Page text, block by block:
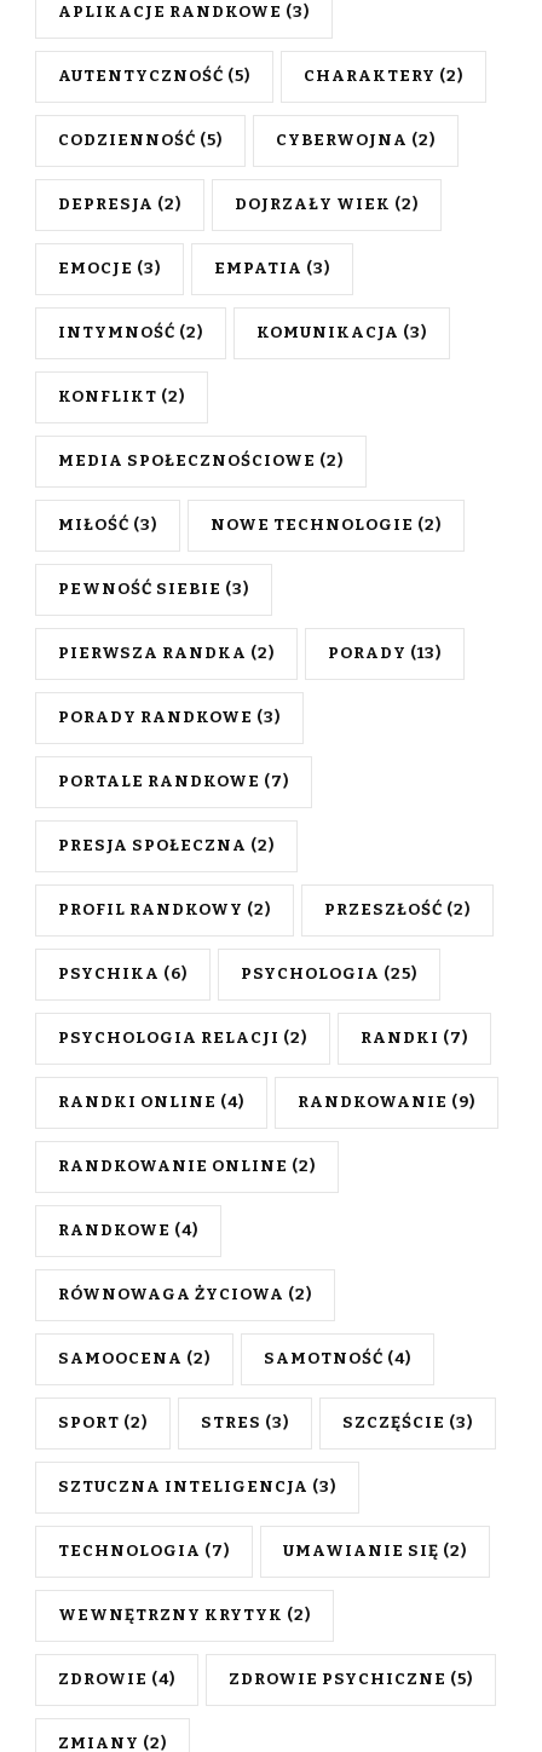
APLIKACJE RANDKOWE (3)
AUTENTYCZNOŚĆ (5) CHARAKTERY (2)
CODZIENNOŚĆ (5) CYBERWOJNA (2)
DEPRESJA (2) DOJRZAŁY WIEK (2)
EMOCJE (3) EMPATIA (3)
INTYMNOŚĆ (2) KOMUNIKACJA (3)
KONFLIKT (2)
MEDIA SPOŁECZNOŚCIOWE (2)
MIŁOŚĆ (3) NOWE TECHNOLOGIE (2)
PEWNOŚĆ SIEBIE (3)
PIERWSZA RANDKA (2) PORADY (13)
PORADY RANDKOWE (3)
PORTALE RANDKOWE (7)
PRESJA SPOŁECZNA (2)
PROFIL RANDKOWY (2) PRZESZŁOŚĆ (2)
PSYCHIKA (6) PSYCHOLOGIA (25)
PSYCHOLOGIA RELACJI (2) RANDKI (7)
RANDKI ONLINE (4) RANDKOWANIE (9)
RANDKOWANIE ONLINE (2)
RANDKOWE (4)
RÓWNOWAGA ŻYCIOWA (2)
SAMOOCENA (2) SAMOTNOŚĆ (4)
SPORT (2) STRES (3) SZCZĘŚCIE (3)
SZTUCZNA INTELIGENCJA (3)
TECHNOLOGIA (7) UMAWIANIE SIĘ (2)
WEWNĘTRZNY KRYTYK (2)
ZDROWIE (4) ZDROWIE PSYCHICZNE (5)
ZMIANY (2)